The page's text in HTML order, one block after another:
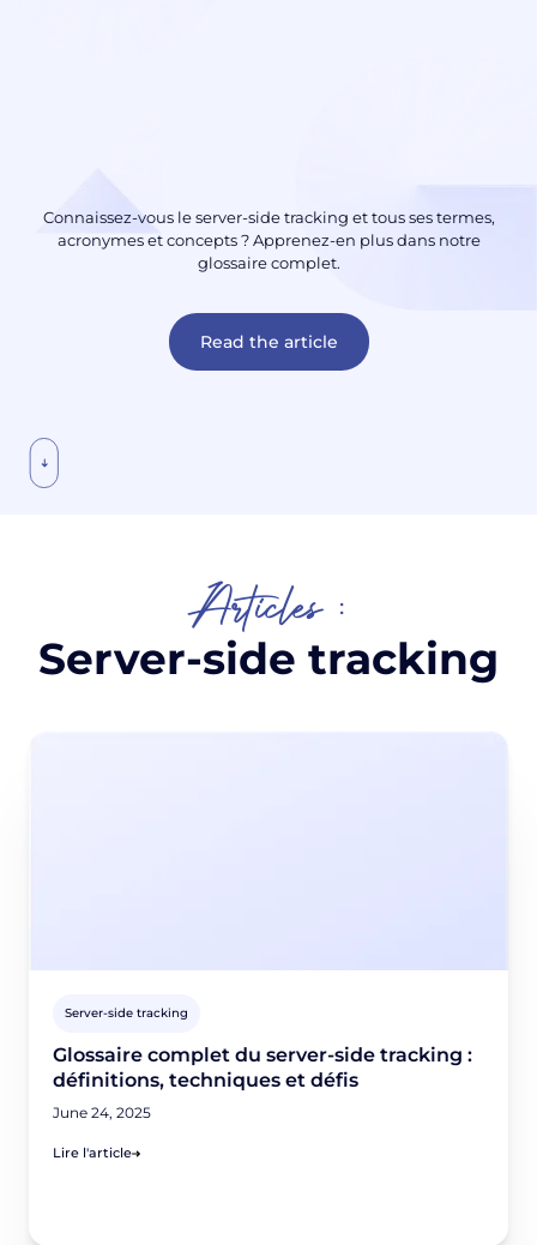
Connaissez-vous le server-side tracking et tous ses termes,
acronymes et concepts ? Apprenez-en plus dans notre
glossaire complet.
Read the article
Articles :
Server-side tracking
Server-side tracking
Glossaire complet du server-side tracking :
définitions, techniques et défis
June 24, 2025
Lire l'article